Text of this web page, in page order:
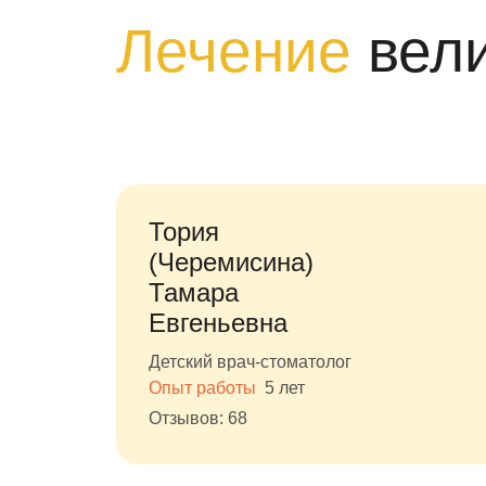
Лечение
Тория
(Черемисина)
Тамара
Евгеньевна
Детский врач-стоматолог
Опыт работы 5 лет
Отзывов: 68